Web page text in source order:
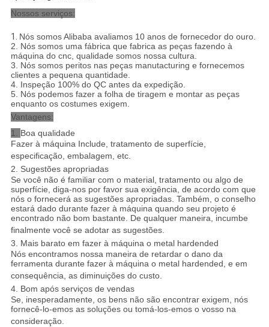
Nossos serviços:
1. Nós somos Alibaba avaliamos 10 anos de fornecedor do ouro.
2. Nós somos uma fábrica que fabrica as peças fazendo à
máquina do cnc, qualidade somos nossa cultura.
3. Nós somos peritos nas peças manutacturing e fornecemos
clientes a pequena quantidade.
4. Inspeção 100% do QC antes da expedição.
5. Nós podemos fazer a folha de tiragem e montar as peças
enquanto os costumes exigem.
Vantagens:
1. Boa qualidade
Fazer à máquina Include, tratamento de superfície,
especificação, embalagem, etc.
2. Sugestões apropriadas
Se você não é familiar com o material, tratamento ou algo de
superfície, diga-nos por favor sua exigência, de acordo com que
nós o fornecerá as sugestões apropriadas. Também, o conselho
estará dado durante fazer à máquina quando seu projeto é
encontrado não bom bastante. De qualquer maneira, incumbe
finalmente você se adotar as sugestões.
3. Mais barato em fazer à máquina o metal hardended
Nós encontramos nossa maneira de retardar o dano da
ferramenta durante fazer à máquina o metal hardended, e em
consequência, as diminuições do custo.
4. Bom após serviços de vendas
Se, inesperadamente, os bens não são encontrar exigem, nós
fornecê-lo-emos as soluções ou tomá-los-emos o vosso na
consideração.